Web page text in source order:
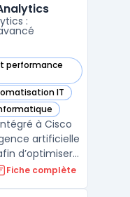
afin d ...
:
performance
dans cette catégorie
IT
dans cette catégorie
dans cette catégorie
à Cisco
artificielle
d’optimiser
Fiche complète